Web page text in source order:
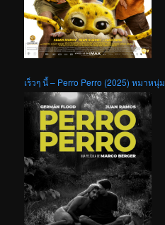
เร็วๆ นี้ – Perro Perro (2025) หมาหนุ่ม